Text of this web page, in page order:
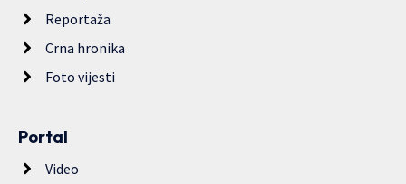
Reportaža
Crna hronika
Foto vijesti
Portal
Video